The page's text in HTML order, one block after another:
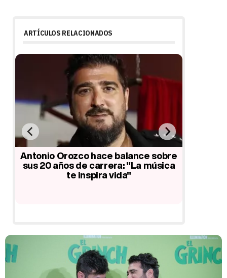
ARTÍCULOS RELACIONADOS
Antonio Orozco hace balance sobre
sus 20 años de carrera: "La música
te inspira vida"